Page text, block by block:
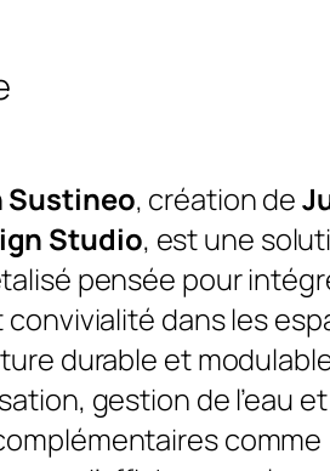
Sustineo, création de
Studio, est une
pensée pour
dans les
durable et
gestion de l’eau et
comme